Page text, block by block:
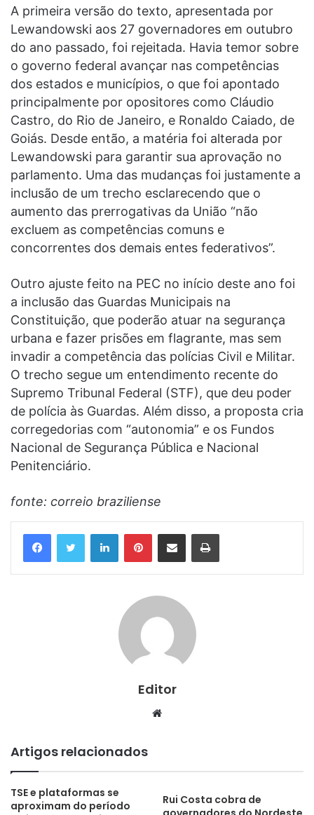
A primeira versão do texto, apresentada por
Lewandowski aos 27 governadores em outubro
do ano passado, foi rejeitada. Havia temor sobre
o governo federal avançar nas competências
dos estados e municípios, o que foi apontado
principalmente por opositores como Cláudio
Castro, do Rio de Janeiro, e Ronaldo Caiado, de
Goiás. Desde então, a matéria foi alterada por
Lewandowski para garantir sua aprovação no
parlamento. Uma das mudanças foi justamente a
inclusão de um trecho esclarecendo que o
aumento das prerrogativas da União “não
excluem as competências comuns e
concorrentes dos demais entes federativos”.
Outro ajuste feito na PEC no início deste ano foi
a inclusão das Guardas Municipais na
Constituição, que poderão atuar na segurança
urbana e fazer prisões em flagrante, mas sem
invadir a competência das polícias Civil e Militar.
O trecho segue um entendimento recente do
Supremo Tribunal Federal (STF), que deu poder
de polícia às Guardas. Além disso, a proposta cria
corregedorias com “autonomia” e os Fundos
Nacional de Segurança Pública e Nacional
Penitenciário.
fonte: correio braziliense
LinkedinPinterestCompartilhar via e-mail Imprimir
Editor
Website
Artigos relacionados
TSE e plataformas se
aproximam do período
Rui Costa cobra de